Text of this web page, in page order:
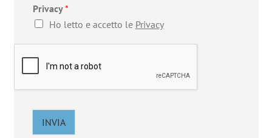
Privacy*
Ho letto e accetto le Privacy
INVIA